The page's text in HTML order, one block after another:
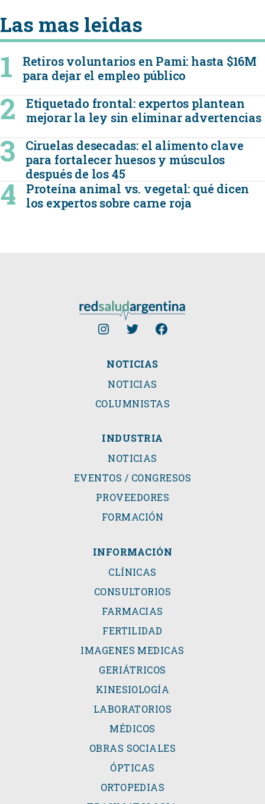
Las mas leidas
Retiros voluntarios en Pami: hasta $16M
para dejar el empleo público
Etiquetado frontal: expertos plantean
mejorar la ley sin eliminar advertencias
Ciruelas desecadas: el alimento clave
para fortalecer huesos y músculos
después de los 45
Proteína animal vs. vegetal: qué dicen
los expertos sobre carne roja
NOTICIAS
NOTICIAS
COLUMNISTAS
INDUSTRIA
NOTICIAS
EVENTOS / CONGRESOS
PROVEEDORES
FORMACIÓN
INFORMACIÓN
CLÍNICAS
CONSULTORIOS
FARMACIAS
FERTILIDAD
IMAGENES MEDICAS
GERIÁTRICOS
KINESIOLOGÍA
LABORATORIOS
MÉDICOS
OBRAS SOCIALES
ÓPTICAS
ORTOPEDIAS